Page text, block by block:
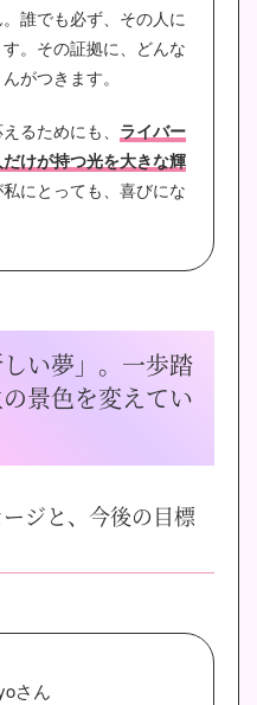
誰でも必ず、その人に
。その証拠に、どんな
がつきます。
るためにも、 ライバー
けが持つ光を大きな輝
にとっても、喜びにな
い夢」。一歩踏
景色を変えてい
ジと、今後の目標
さん